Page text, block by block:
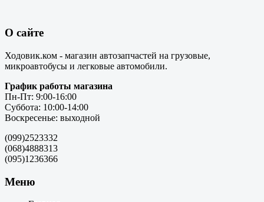
О сайте
Ходовик.ком - магазин автозапчастей на грузовые,
микроавтобусы и легковые автомобили.
График работы магазина
Пн-Пт: 9:00-16:00
Суббота: 10:00-14:00
Воскресенье: выходной
(099)2523332
(068)4888313
(095)1236366
Меню